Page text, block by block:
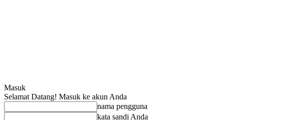
Masuk
Selamat Datang! Masuk ke akun Anda
nama pengguna
kata sandi Anda